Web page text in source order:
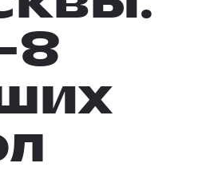
8